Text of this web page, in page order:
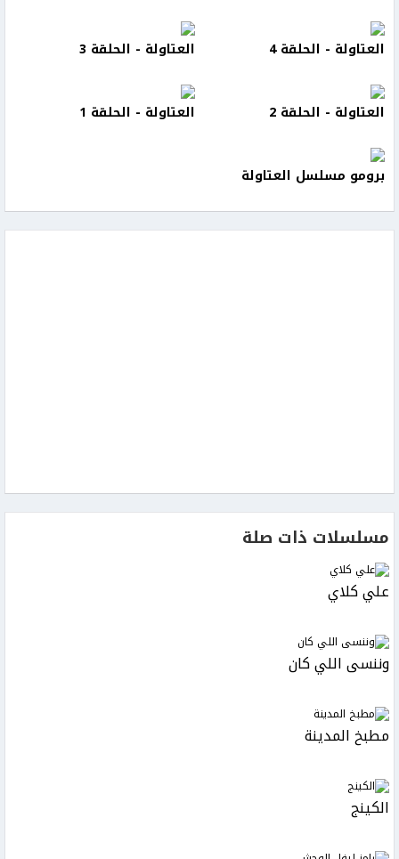
العتاولة - الحلقة 4 العتاولة - الحلقة 3
العتاولة - الحلقة 2 العتاولة - الحلقة 1
برومو مسلسل العتاولة
مسلسلات ذات صلة
علي كلاي
وننسى اللي كان
مطبخ المدينة
الكينج